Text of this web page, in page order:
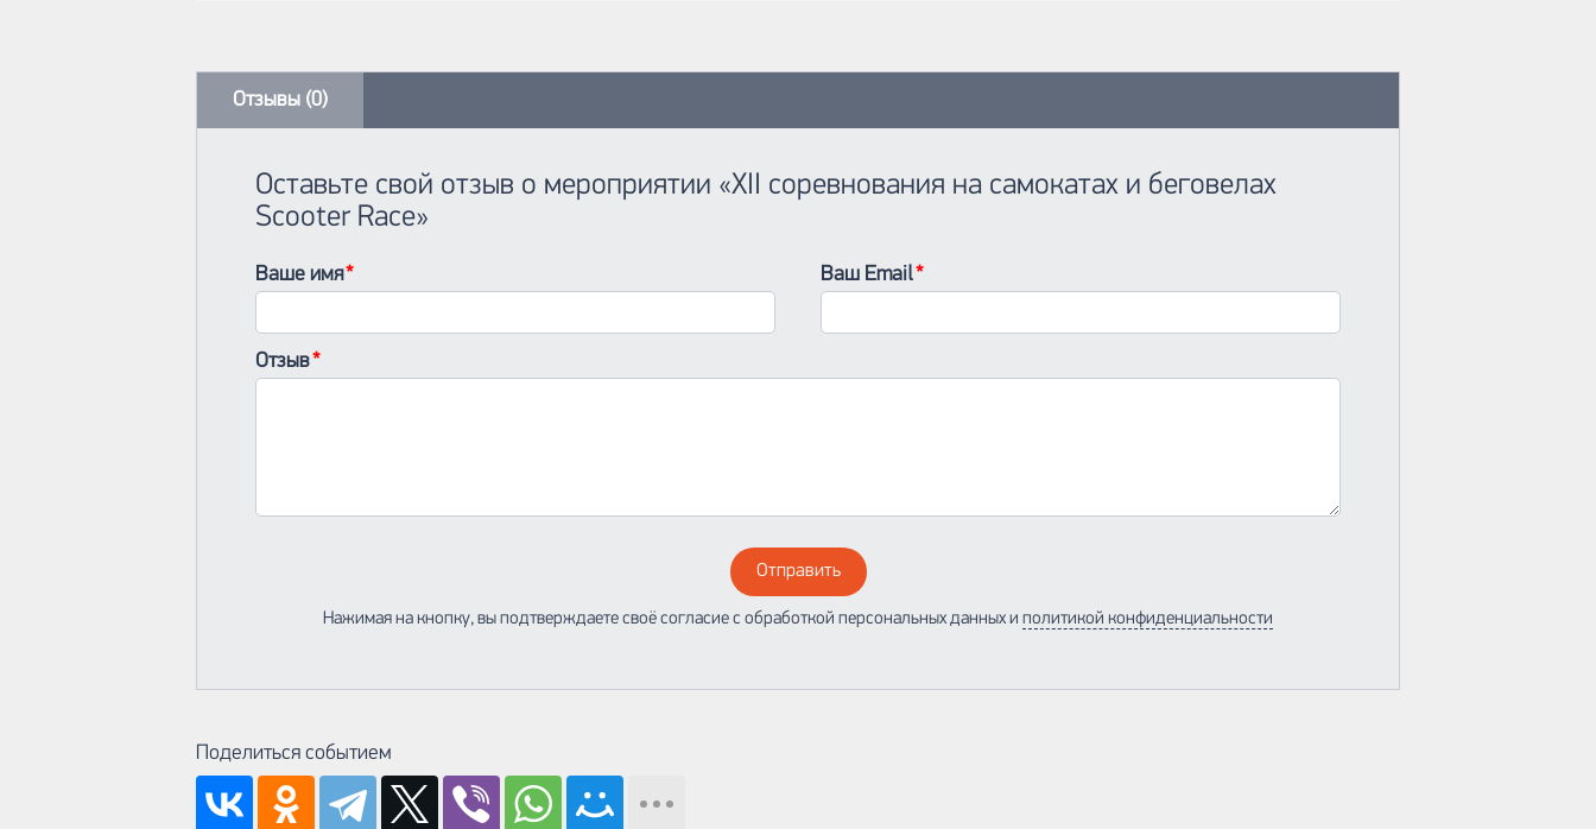
Отзывы (0)
Оставьте свой отзыв о мероприятии «XII соревнования на самокатах и беговелах
Scooter Race»
Ваше имя Ваш Email
Отзыв
Отправить
Нажимая на кнопку, вы подтверждаете своё согласие с обработкой персональных данных и политикой конфиденциальности
Поделиться событием